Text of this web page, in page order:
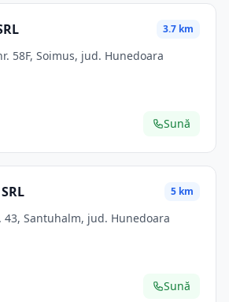
3.7 km
58F, Soimus, jud. Hunedoara
Sună
5 km
43, Santuhalm, jud. Hunedoara
Sună